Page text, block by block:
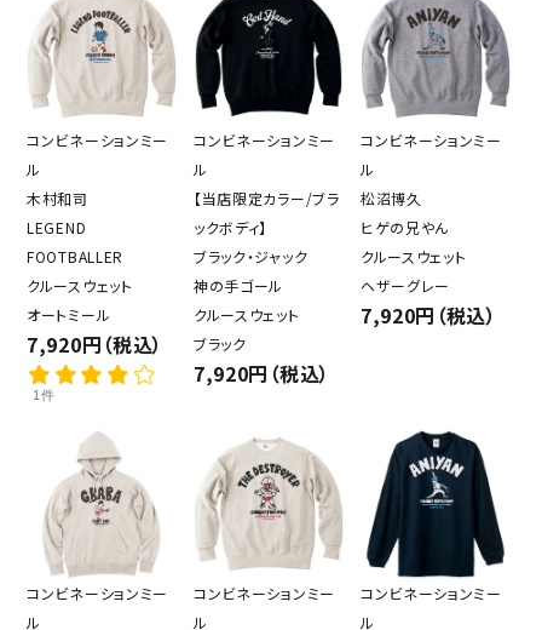
コンビネーションミー
ル
木村和司
LEGEND
FOOTBALLER
クルースウェット
オートミール
7,920円（税込）
1件
コンビネーションミー
ル
【当店限定カラー/ブラ
ックボディ】
ブラック・ジャック
神の手ゴール
クルースウェット
ブラック
7,920円（税込）
コンビネーションミー
ル
松沼博久
ヒゲの兄やん
クルースウェット
ヘザーグレー
7,920円（税込）
コンビネーションミー
ル
コンビネーションミー
ル
コンビネーションミー
ル